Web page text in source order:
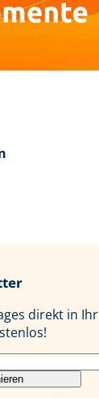
direkt in Ihr